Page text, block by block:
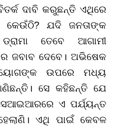
ଦାବି କରୁଛନ୍ତି ଏଥିରେ
କେଉଁଠି? ଯଦି ଜନତାଙ୍କ
ତେବେ ଆଗାମୀ
ଜବାବ ଦେବେ। ଅଭିଷେକ
ଆୟୋଗଙ୍କ ଉପରେ ମଧ୍ୟ
ସେ କହିଛନ୍ତି ଯେ
ଏ ପର୍ଯ୍ୟନ୍ତ
ଏଥି ପାଇଁ କେବଳ